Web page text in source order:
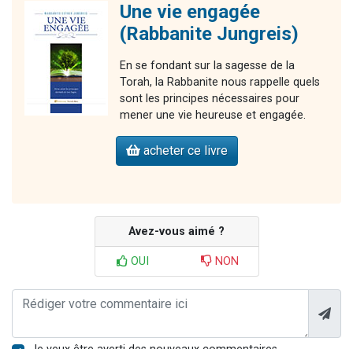
Une vie engagée
(Rabbanite Jungreis)
En se fondant sur la sagesse de la
Torah, la Rabbanite nous rappelle quels
sont les principes nécessaires pour
mener une vie heureuse et engagée.
acheter ce livre
Avez-vous aimé ?
OUI NON